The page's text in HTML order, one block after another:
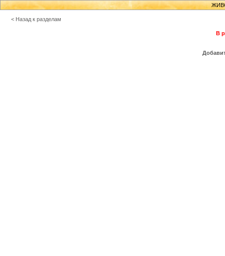
< Назад к разделам
В